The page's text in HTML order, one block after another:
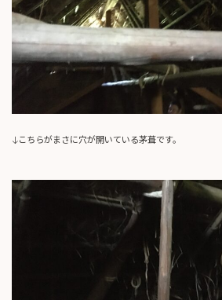
↓こちらがまさに穴が開いている茅葺です。